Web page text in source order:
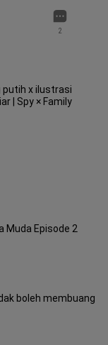
2
putih x ilustrasi
| Spy × Family
Muda Episode 2
boleh membuang